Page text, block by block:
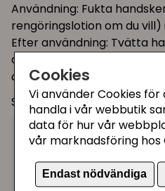
Cookies
Vi använder Cookies
handla i vår webbutik
data för hur vår
vår marknadsföring hos
Endast nödvändiga
Användning: Fukta
rengöringslotion om du vill)
Efter användning: Tvätta
duschcreme och vatten
även tvättas i maskintvätt).
Storlekar: L 12 x H 20,5 x B 1
99 kr −
I lager, leveranstid 1-3